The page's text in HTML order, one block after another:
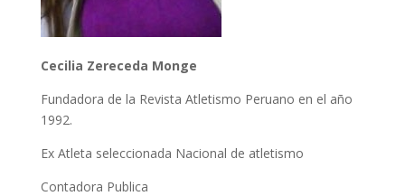
Cecilia Zereceda Monge
Fundadora de la Revista Atletismo Peruano en el año
1992.
Ex Atleta seleccionada Nacional de atletismo
Contadora Publica